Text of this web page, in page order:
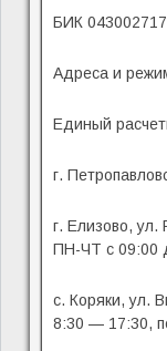
БИК
Адреса и
Единый
г.
г. Елизово,
ПН-ЧТ с 09:00
с. Коряки, ул.
8:30 — 17:30,